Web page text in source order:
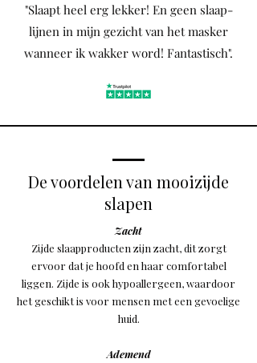
"Slaapt heel erg lekker! En geen slaap-
lijnen in mijn gezicht van het masker
wanneer ik wakker word! Fantastisch".
De voordelen van mooizijde
slapen
Zacht
Zijde slaapproducten zijn zacht, dit zorgt
ervoor dat je hoofd en haar comfortabel
liggen. Zijde is ook hypoallergeen, waardoor
het geschikt is voor mensen met een gevoelige
huid.
Ademend